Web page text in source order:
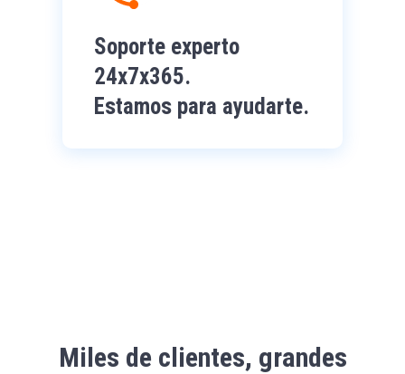
Soporte experto
24x7x365.
Estamos para ayudarte.
Miles de clientes, grandes